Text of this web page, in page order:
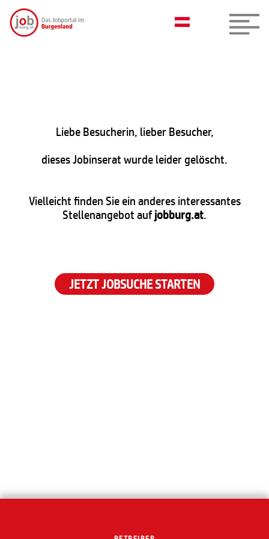
Liebe Besucherin, lieber Besucher,
dieses Jobinserat wurde leider gelöscht.
Vielleicht finden Sie ein anderes interessantes
Stellenangebot aufjobburg.at.
JETZT JOBSUCHE STARTEN